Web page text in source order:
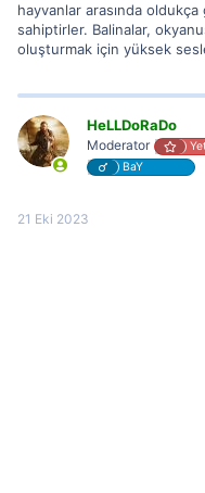
hayvanlar arasında
sahiptirler. Balinalar,
oluşturmak için yüksek
HeLLDoRaDo
Moderator
BaY
21 Eki 2023